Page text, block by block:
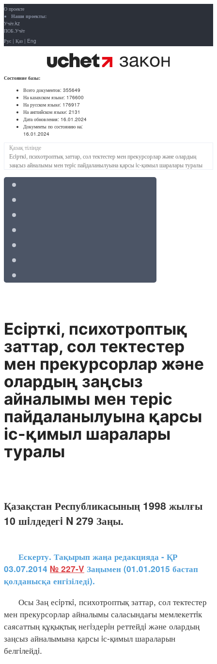
О проекте
Наши проекты:
Учёт.kz
ПОБ.Учёт
Рус | Қаз | Eng
Состояние базы:
Всего документов: 355649
На казахском языке: 176600
На русском языке: 176917
На английском языке: 2131
Дата обновления: 16.01.2024
Документы по состоянию на:
16.01.2024
Қазақ тілінде
Есiрткi, психотроптық заттар, сол тектестер мен прекурсорлар және олардың
заңсыз айналымы мен терiс пайдаланылуына қарсы iс-қимыл шаралары туралы
Есiрткi, психотроптық
заттар, сол тектестер
мен прекурсорлар және
олардың заңсыз
айналымы мен терiс
пайдаланылуына қарсы
iс-қимыл шаралары
туралы
Қазақстан Республикасының 1998 жылғы
10 шiлдедегi N 279 Заңы.
Ескерту. Тақырып жаңа редакцияда - ҚР
03.07.2014 № 227-V Заңымен (01.01.2015 бастап
қолданысқа енгізіледі).
Осы Заң есiрткi, психотроптық заттар, сол тектестер
мен прекурсорлар айналымы саласындағы мемлекеттiк
саясаттың құқықтық негiздерiн реттейдi және олардың
заңсыз айналымына қарсы iс-қимыл шараларын
белгiлейдi.